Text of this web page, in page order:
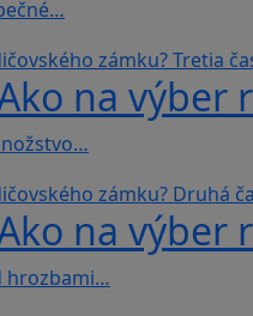
na výber
na výber
hrozbami…